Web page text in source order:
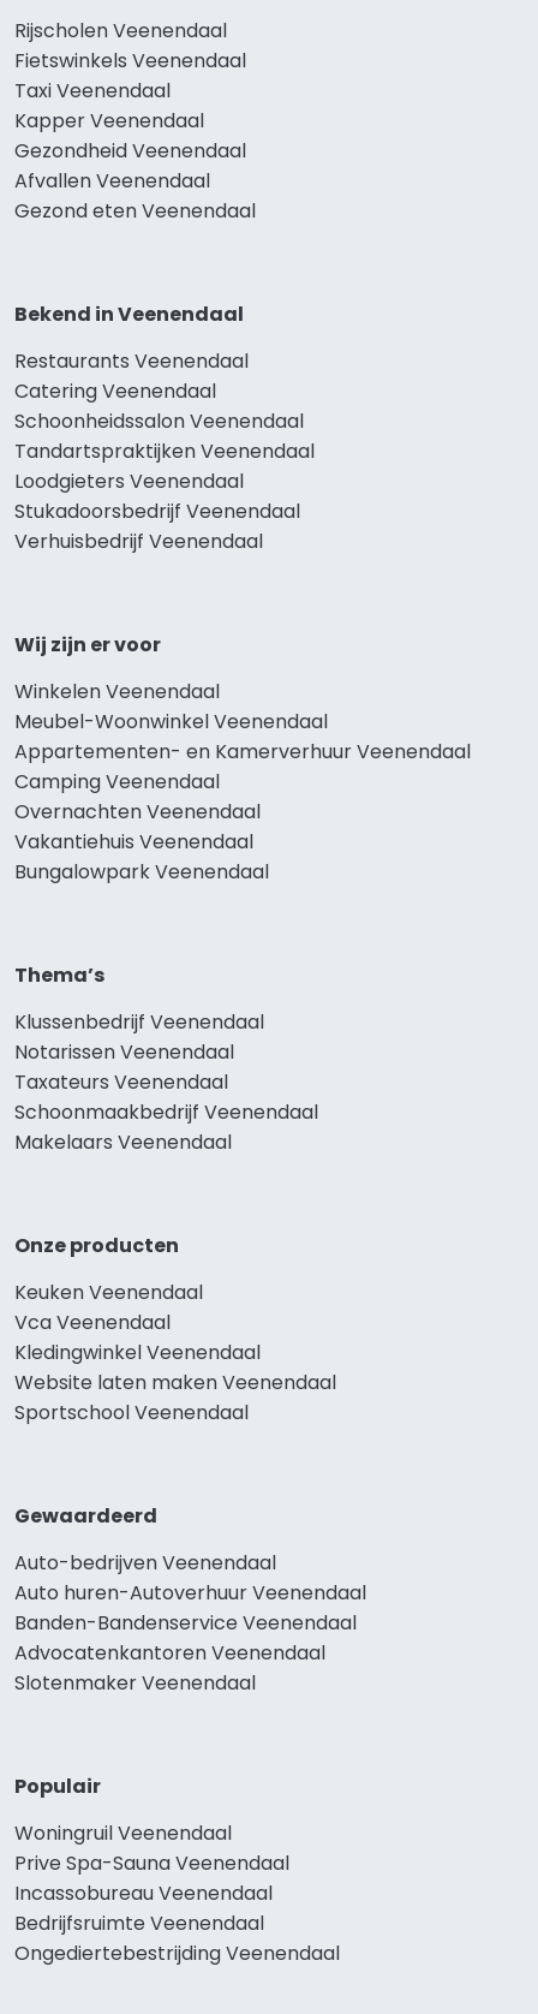
Rijscholen Veenendaal
Fietswinkels Veenendaal
Taxi Veenendaal
Kapper Veenendaal
Gezondheid Veenendaal
Afvallen Veenendaal
Gezond eten Veenendaal
Bekend in Veenendaal
Restaurants Veenendaal
Catering Veenendaal
Schoonheidssalon Veenendaal
Tandartspraktijken Veenendaal
Loodgieters Veenendaal
Stukadoorsbedrijf Veenendaal
Verhuisbedrijf Veenendaal
Wij zijn er voor
Winkelen Veenendaal
Meubel-Woonwinkel Veenendaal
Appartementen- en Kamerverhuur Veenendaal
Camping Veenendaal
Overnachten Veenendaal
Vakantiehuis Veenendaal
Bungalowpark Veenendaal
Thema’s
Klussenbedrijf Veenendaal
Notarissen Veenendaal
Taxateurs Veenendaal
Schoonmaakbedrijf Veenendaal
Makelaars Veenendaal
Onze producten
Keuken Veenendaal
Vca Veenendaal
Kledingwinkel Veenendaal
Website laten maken Veenendaal
Sportschool Veenendaal
Gewaardeerd
Auto-bedrijven Veenendaal
Auto huren-Autoverhuur Veenendaal
Banden-Bandenservice Veenendaal
Advocatenkantoren Veenendaal
Slotenmaker Veenendaal
Populair
Woningruil Veenendaal
Prive Spa-Sauna Veenendaal
Incassobureau Veenendaal
Bedrijfsruimte Veenendaal
Ongediertebestrijding Veenendaal